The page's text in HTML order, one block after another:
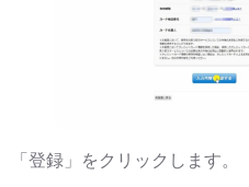
「登録」をクリックします。